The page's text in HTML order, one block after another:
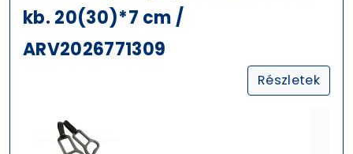
kb. 20(30)*7 cm /
ARV2026771309
Részletek